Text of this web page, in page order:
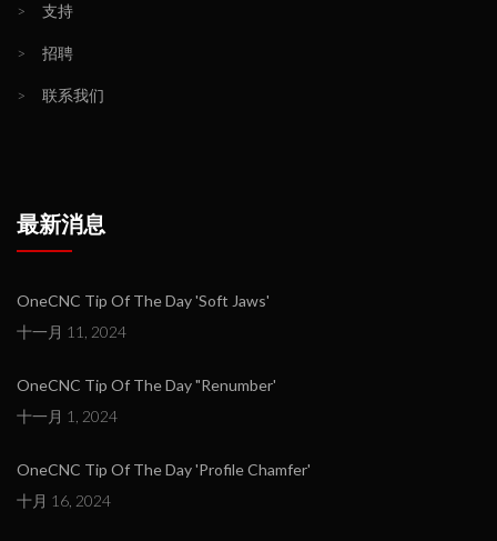
> 支持
> 招聘
> 联系我们
最新消息
OneCNC Tip Of The Day 'Soft Jaws'
十一月 11, 2024
OneCNC Tip Of The Day "Renumber'
十一月 1, 2024
OneCNC Tip Of The Day 'Profile Chamfer'
十月 16, 2024